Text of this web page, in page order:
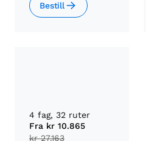
Bestill
4 fag, 32 ruter
Fra kr 10.865
kr 27.163